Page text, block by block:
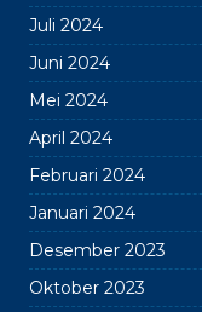
Juli 2024
Juni 2024
Mei 2024
April 2024
Februari 2024
Januari 2024
Desember 2023
Oktober 2023